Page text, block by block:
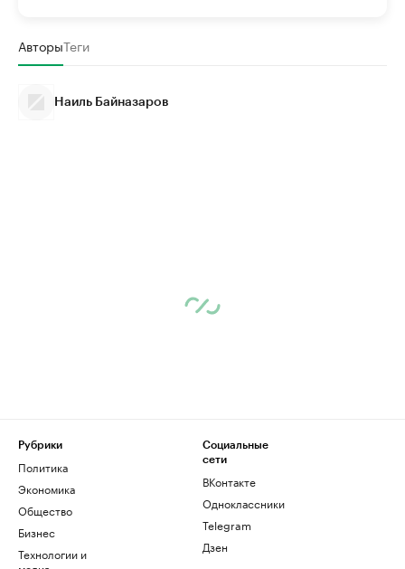
АвторыТеги
Наиль Байназаров
Рубрики
Политика
Экономика
Общество
Бизнес
Технологии и
Социальные
сети
ВКонтакте
Одноклассники
Telegram
Дзен